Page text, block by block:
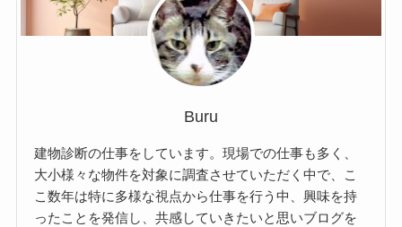
Buru
建物診断の仕事をしています。現場での仕事も多く、
大小様々な物件を対象に調査させていただく中で、こ
こ数年は特に多様な視点から仕事を行う中、興味を持
ったことを発信し、共感していきたいと思いブログを